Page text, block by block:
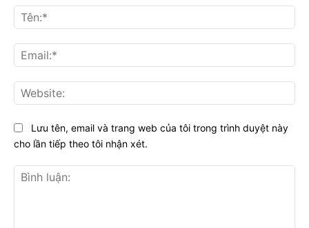
Lưu tên, email và trang web của tôi trong trình duyệt này
cho lần tiếp theo tôi nhận xét.